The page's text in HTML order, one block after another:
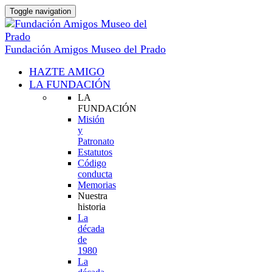
Toggle navigation
Fundación Amigos Museo del Prado
HAZTE AMIGO
LA FUNDACIÓN
LA
FUNDACIÓN
Misión
y
Patronato
Estatutos
Código
conducta
Memorias
Nuestra
historia
La
década
de
1980
La